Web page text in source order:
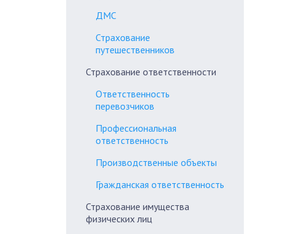
ДМС
Страхование
путешественников
Страхование ответственности
Ответственность
перевозчиков
Профессиональная
ответственность
Производственные объекты
Гражданская ответственность
Страхование имущества
физических лиц